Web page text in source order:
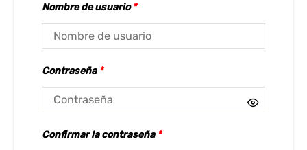
Nombre de usuario*
Contraseña *
Confirmar la contraseña *